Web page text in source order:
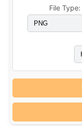
File Type: